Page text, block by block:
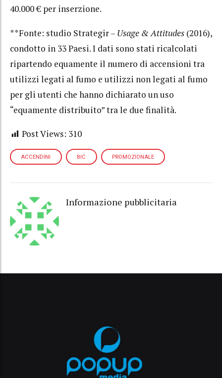
40.000 € per inserzione.
**Fonte: studio Strategir – Usage & Attitudes (2016),
condotto in 33 Paesi. I dati sono stati ricalcolati
ripartendo equamente il numero di accensioni tra
utilizzi legati al fumo e utilizzi non legati al fumo
per gli utenti che hanno dichiarato un uso
“equamente distribuito” tra le due finalità.
Post Views: 310
ACCENDINI BIC PROMOZIONALE
Informazione pubblicitaria